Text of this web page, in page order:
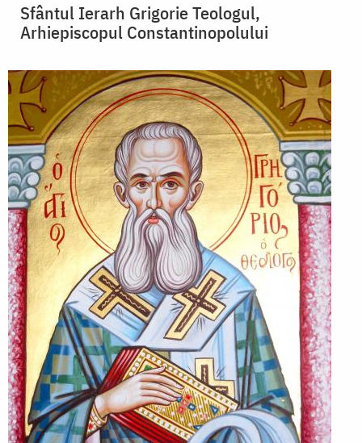
Sfântul Ierarh Grigorie Teologul,
Arhiepiscopul Constantinopolului